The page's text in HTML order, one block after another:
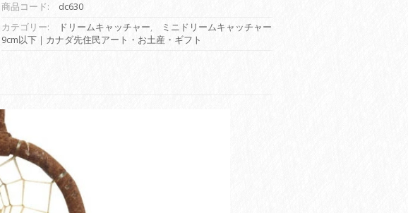
キ
ャ
ッ
物
オ
ジ
ブ
族
イ
商品コード:
dc630
カテゴリー:
ドリームキャッチャー,
ミニドリームキャッチャー
9cm以下｜カナダ先住民アート・お土産・ギフト